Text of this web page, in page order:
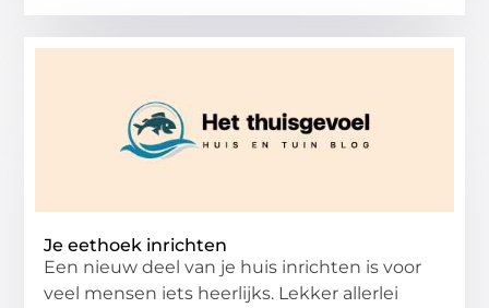
Je eethoek inrichten
Een nieuw deel van je huis inrichten is voor
veel mensen iets heerlijks. Lekker allerlei